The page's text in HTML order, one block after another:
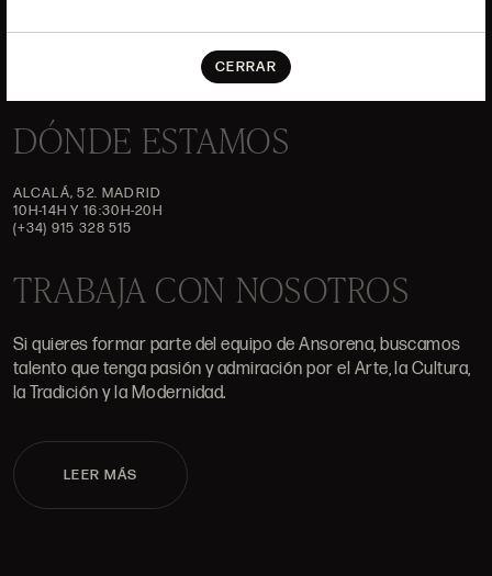
CERRAR
DÓNDE ESTAMOS
ALCALÁ, 52. MADRID
10H-14H Y 16:30H-20H
(+34) 915 328 515
TRABAJA CON NOSOTROS
Si quieres formar parte del equipo de Ansorena, buscamos
talento que tenga pasión y admiración por el Arte, la Cultura,
la Tradición y la Modernidad.
LEER MÁS